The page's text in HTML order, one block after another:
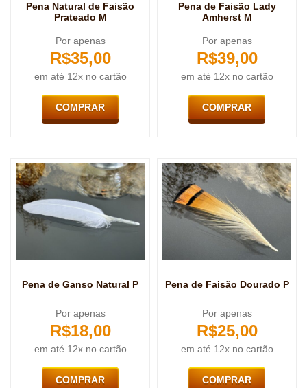
Pena Natural de Faisão
Prateado M
Por apenas
R$35,00
em até 12x no cartão
COMPRAR
Pena de Faisão Lady
Amherst M
Por apenas
R$39,00
em até 12x no cartão
COMPRAR
Pena de Ganso Natural P
Por apenas
R$18,00
em até 12x no cartão
COMPRAR
Pena de Faisão Dourado P
Por apenas
R$25,00
em até 12x no cartão
COMPRAR